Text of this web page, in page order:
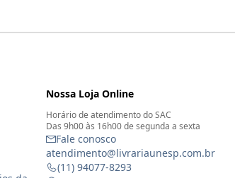
Nossa Loja Online
Horário de atendimento do SAC
Das 9h00 às 16h00 de segunda a sexta
Fale conosco
atendimento@livrariaunesp.com.br
(11) 94077-8293